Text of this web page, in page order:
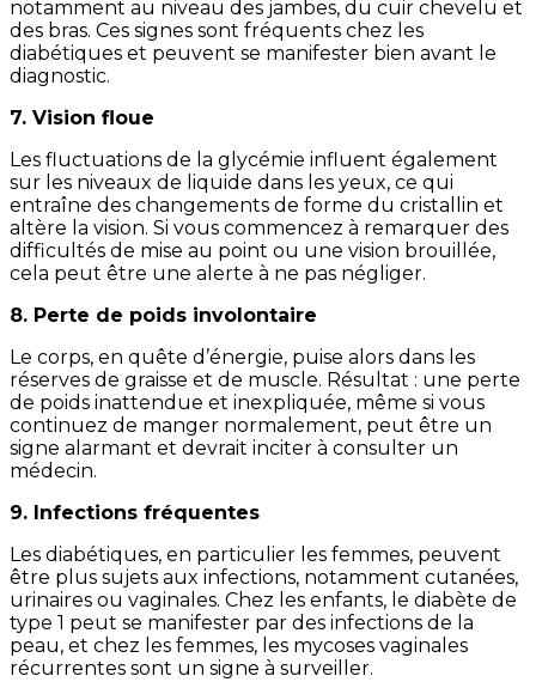
notamment au niveau des jambes, du cuir chevelu et
des bras. Ces signes sont fréquents chez les
diabétiques et peuvent se manifester bien avant le
diagnostic.
7. Vision floue
Les fluctuations de la glycémie influent également
sur les niveaux de liquide dans les yeux, ce qui
entraîne des changements de forme du cristallin et
altère la vision. Si vous commencez à remarquer des
difficultés de mise au point ou une vision brouillée,
cela peut être une alerte à ne pas négliger.
8. Perte de poids involontaire
Le corps, en quête d’énergie, puise alors dans les
réserves de graisse et de muscle. Résultat : une perte
de poids inattendue et inexpliquée, même si vous
continuez de manger normalement, peut être un
signe alarmant et devrait inciter à consulter un
médecin.
9. Infections fréquentes
Les diabétiques, en particulier les femmes, peuvent
être plus sujets aux infections, notamment cutanées,
urinaires ou vaginales. Chez les enfants, le diabète de
type 1 peut se manifester par des infections de la
peau, et chez les femmes, les mycoses vaginales
récurrentes sont un signe à surveiller.